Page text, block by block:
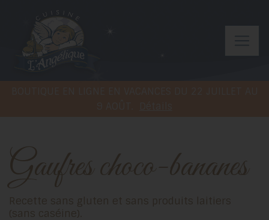
Gaufres choco-bananes
Recette sans gluten et sans produits laitiers
(sans caséine).